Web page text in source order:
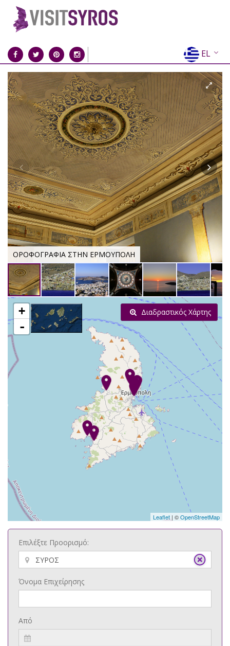
EL
EN
FR
DE
IT
ES
RU
CN
ΟΡΟΦΟΓΡΑΦΙΑ ΣΤΗΝ ΕΡΜΟΥΠΟΛΗ
+
-
Leaflet | ©OpenStreetMap
Διαδραστικός Χάρτης
Επιλέξτε Προορισμό:
Όνομα Επιχείρησης
Από